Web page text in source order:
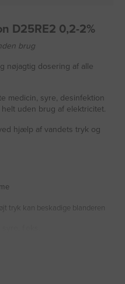
D25RE2 0,2-2%
brug
nøjagtig dosering af alle
medicin, syre, desinfektion
uden brug af elektricitet.
hjælp af vandets tryk og
tryk kan beskadige blanderen